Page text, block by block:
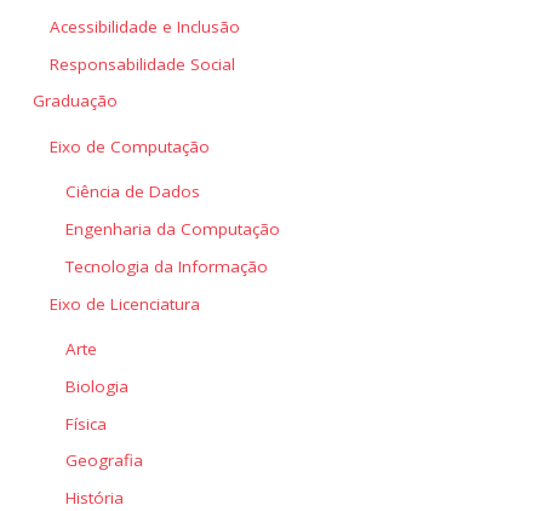
Acessibilidade e Inclusão
Responsabilidade Social
Graduação
Eixo de Computação
Ciência de Dados
Engenharia da Computação
Tecnologia da Informação
Eixo de Licenciatura
Arte
Biologia
Física
Geografia
História